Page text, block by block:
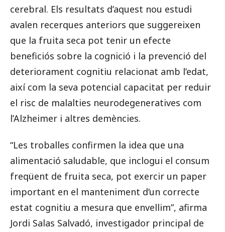
cerebral. Els resultats d’aquest nou estudi
avalen recerques anteriors que suggereixen
que la fruita seca pot tenir un efecte
beneficiós sobre la cognició i la prevenció del
deteriorament cognitiu relacionat amb l’edat,
així com la seva potencial capacitat per reduir
el risc de malalties neurodegeneratives com
l’Alzheimer i altres demències.
“Les troballes confirmen la idea que una
alimentació saludable, que inclogui el consum
freqüent de fruita seca, pot exercir un paper
important en el manteniment d’un correcte
estat cognitiu a mesura que envellim”, afirma
Jordi Salas Salvadó, investigador principal de